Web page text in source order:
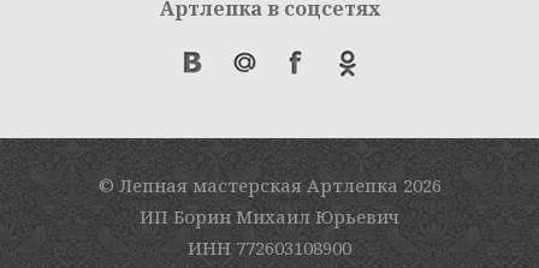
Артлепка в соцсетях
© Лепная мастерская Артлепка 2026
ИП Борин Михаил Юрьевич
ИНН 772603108900